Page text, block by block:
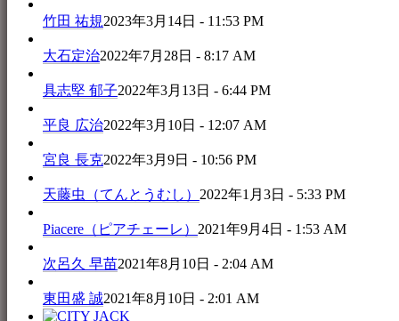
竹田 祐規2023年3月14日 - 11:53 PM
大石定治2022年7月28日 - 8:17 AM
具志堅 郁子2022年3月13日 - 6:44 PM
平良 広治2022年3月10日 - 12:07 AM
宮良 長克2022年3月9日 - 10:56 PM
天藤虫（てんとうむし） 2022年1月3日 - 5:33 PM
Piacere（ピアチェーレ） 2021年9月4日 - 1:53 AM
次呂久 早苗2021年8月10日 - 2:04 AM
東田盛 誠2021年8月10日 - 2:01 AM